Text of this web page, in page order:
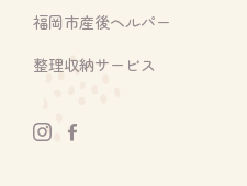
福岡市産後ヘルパー
整理収納サービス